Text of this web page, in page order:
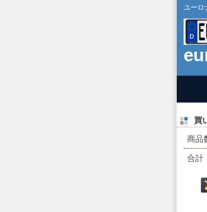
ユー
買
商品
合計